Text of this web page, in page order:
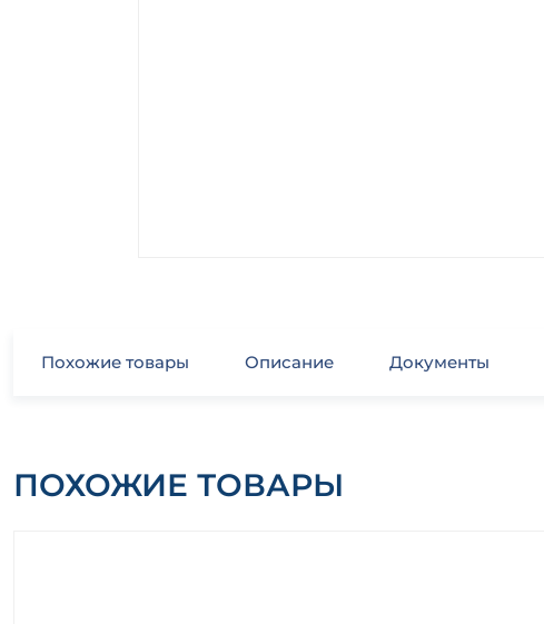
Похожие товары Описание Документы
ПОХОЖИЕ ТОВАРЫ